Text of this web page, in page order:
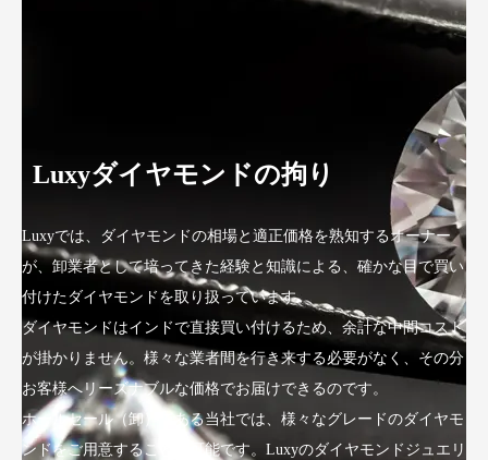
Luxyダイヤモンドの拘り
Luxyでは、ダイヤモンドの相場と適正価格を熟知するオーナー
が、卸業者として培ってきた経験と知識による、確かな目で買い
付けたダイヤモンドを取り扱っています。
ダイヤモンドはインドで直接買い付けるため、余計な中間コスト
が掛かりません。様々な業者間を行き来する必要がなく、その分
お客様へリーズナブルな価格でお届けできるのです。
ホールセール（卸）である当社では、様々なグレードのダイヤモ
ンドをご用意することが可能です。Luxyのダイヤモンドジュエリ